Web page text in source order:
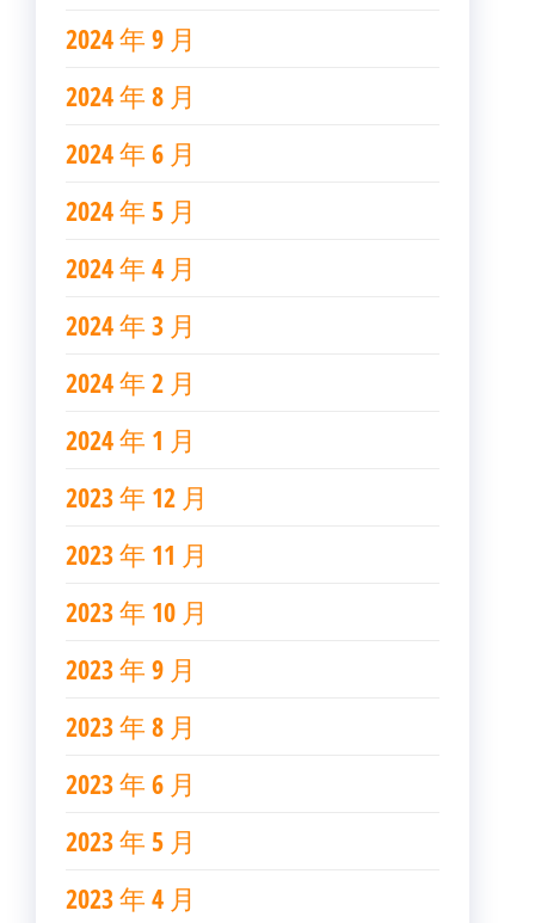
2024 年 9 月
2024 年 8 月
2024 年 6 月
2024 年 5 月
2024 年 4 月
2024 年 3 月
2024 年 2 月
2024 年 1 月
2023 年 12 月
2023 年 11 月
2023 年 10 月
2023 年 9 月
2023 年 8 月
2023 年 6 月
2023 年 5 月
2023 年 4 月